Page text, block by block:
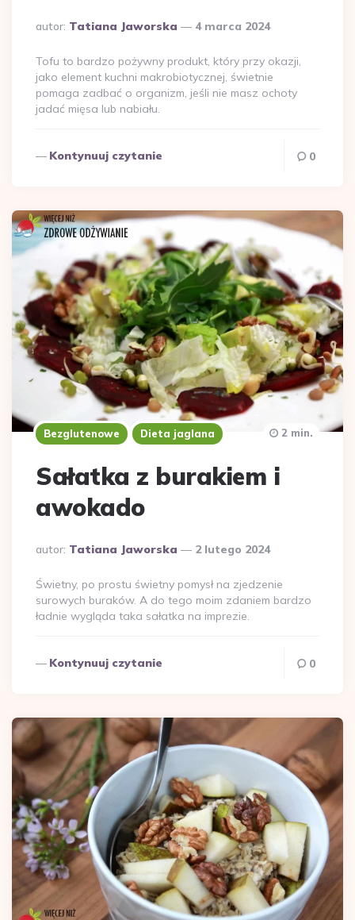
Dodane
autor: Tatiana Jaworska 4 marca 2024
Tofu to bardzo pożywny produkt, który przy okazji,
jako element kuchni makrobiotycznej, świetnie
pomaga zadbać o organizm, jeśli nie masz ochoty
jadać mięsa lub nabiału.
Kontynuuj czytanie 0
Bezglutenowe Dieta jaglana
Sałatka z burakiem i
awokado
Dodane
autor: Tatiana Jaworska 2 lutego 2024
2 min.
Świetny, po prostu świetny pomysł na zjedzenie
surowych buraków. A do tego moim zdaniem bardzo
ładnie wygląda taka sałatka na imprezie.
Kontynuuj czytanie 0